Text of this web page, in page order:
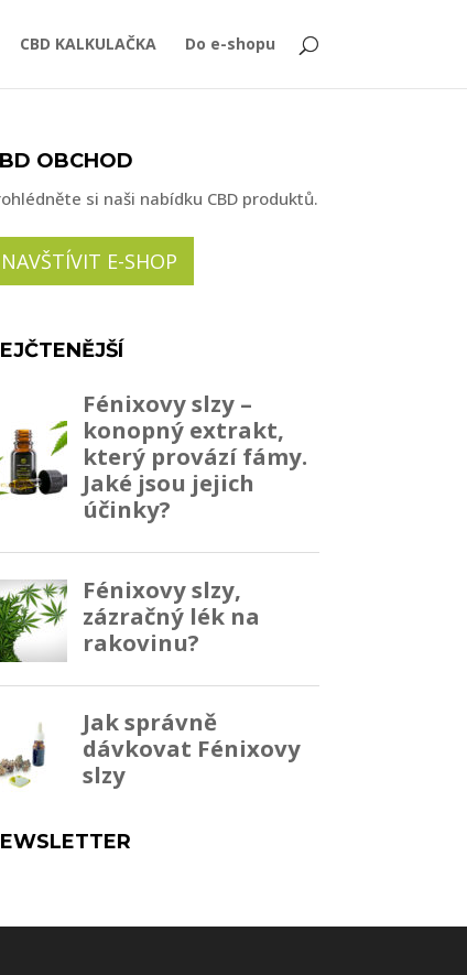
CBD KALKULAČKA Do e-shopu
OBCHOD
si naši nabídku CBD produktů.
NAVŠTÍVIT E-SHOP